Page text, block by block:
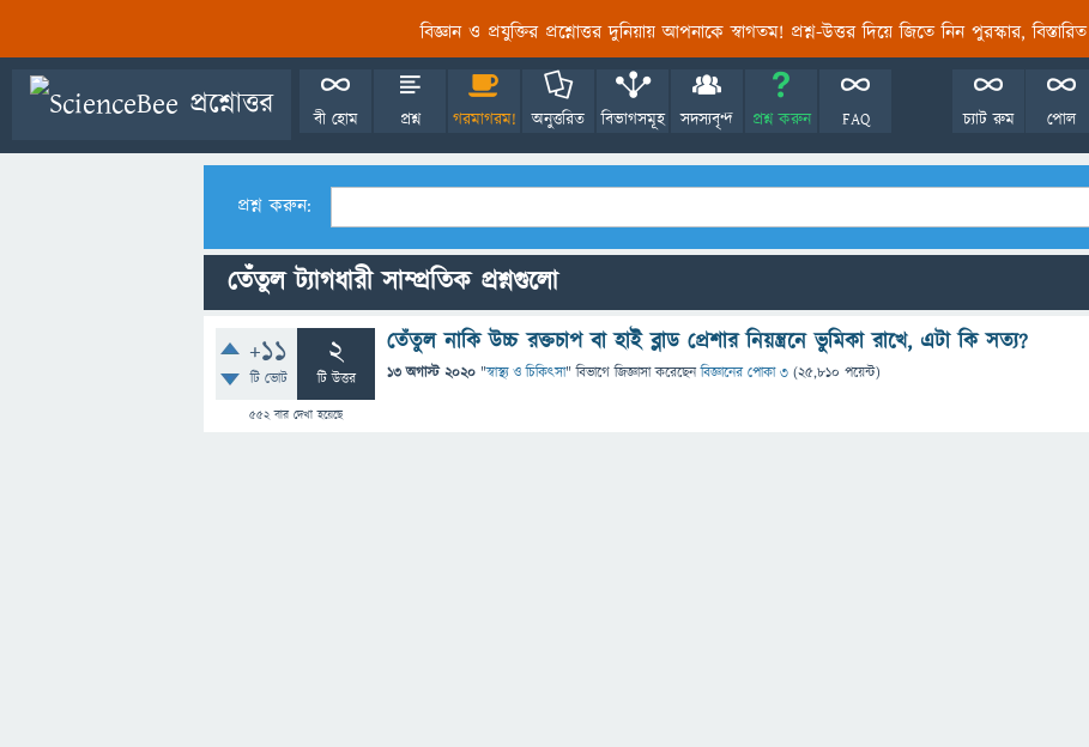
বিজ্ঞান ও প্রযুক্তির প্রশ্নোত্তর দুনিয়ায় আপনাকে স্বাগতম! প্রশ্ন-উত্তর দিয়ে জিতে নিন পুরস্কার, বিস্তারিত
বী হোম প্রশ্ন গরমাগরম! অনুত্তরিত বিভাগসমূহ সদস্যবৃন্দ প্রশ্ন করুন FAQ পোল
চ্যাট রুম
প্রশ্ন করুন:
তেঁঁতুল ট্যাগধারী সাম্প্রতিক প্রশ্নগুলো
+11
টি ভোট
2
টি উত্তর
552বার দেখা হয়েছে
তেঁতুল নাকি উচ্চ রক্তচাপ বা হাই ব্লাড প্রেশার নিয়ন্ত্রনে ভুমিকা রাখে, এটা কি সত্য?
13 অগাস্ট 2020 "স্বাস্থ্য ও চিকিৎসা" বিভাগে জিজ্ঞাসাকরেছেনবিজ্ঞানের পোকা ৩ (25,810 পয়েন্ট)